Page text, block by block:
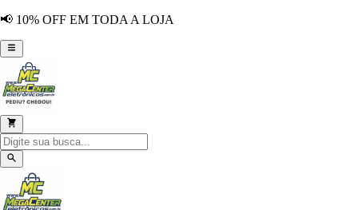
📢 10% OFF EM TODA A LOJA